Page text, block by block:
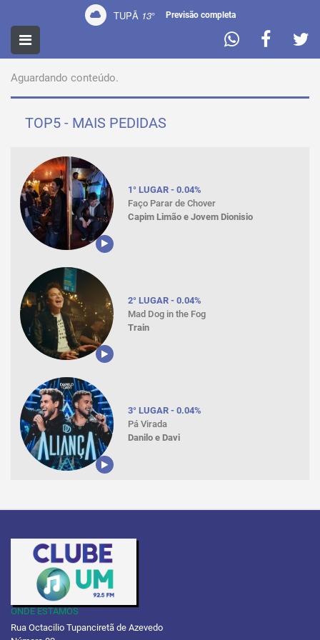
TUPÃ 13° Previsão completa
PROMOÇÕES
Aguardando conteúdo.
TOP5 - MAIS PEDIDAS
1° LUGAR - 0.04%
Faço Parar de Chover
Capim Limão e Jovem Dionisio
2° LUGAR - 0.04%
Mad Dog in the Fog
Train
3° LUGAR - 0.04%
Pá Virada
Danilo e Davi
ONDE ESTAMOS
Rua Octacilio Tupanciretã de Azevedo